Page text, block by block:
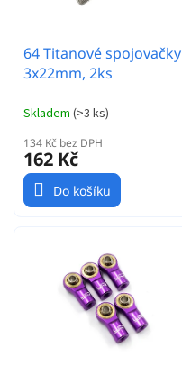
ů
64 Titanové spojovačky
3x22mm, 2ks
Skladem (>3 ks)
134 Kč bez DPH
162 Kč
Do košíku